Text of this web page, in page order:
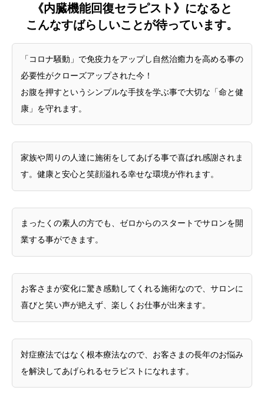
《内臓機能回復セラピスト》になると
こんなすばらしいことが待っています。
「コロナ騒動」で免疫力をアップし自然治癒力を高める事の
必要性がクローズアップされた今！
お腹を押すというシンプルな手技を学ぶ事で大切な「命と健
康」を守れます。
家族や周りの人達に施術をしてあげる事で喜ばれ感謝されま
す。健康と安心と笑顔溢れる幸せな環境が作れます。
まったくの素人の方でも、ゼロからのスタートでサロンを開
業する事ができます。
お客さまが変化に驚き感動してくれる施術なので、サロンに
喜びと笑い声が絶えず、楽しくお仕事が出来ます。
対症療法ではなく根本療法なので、お客さまの長年のお悩み
を解決してあげられるセラピストになれます。